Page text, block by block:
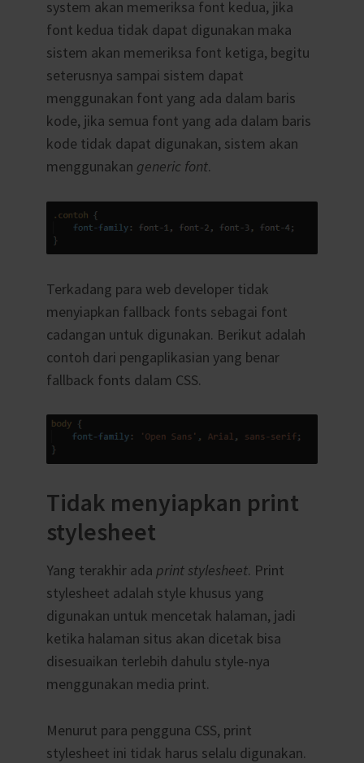
system akan memeriksa font kedua, jika
font kedua tidak dapat digunakan maka
sistem akan memeriksa font ketiga, begitu
seterusnya sampai sistem dapat
menggunakan font yang ada dalam baris
kode, jika semua font yang ada dalam baris
kode tidak dapat digunakan, sistem akan
menggunakan generic font.
Terkadang para web developer tidak
menyiapkan fallback fonts sebagai font
cadangan untuk digunakan. Berikut adalah
contoh dari pengaplikasian yang benar
fallback fonts dalam CSS.
Tidak menyiapkan print
stylesheet
Yang terakhir ada print stylesheet. Print
stylesheet adalah style khusus yang
digunakan untuk mencetak halaman, jadi
ketika halaman situs akan dicetak bisa
disesuaikan terlebih dahulu style-nya
menggunakan media print.
Menurut para pengguna CSS, print
stylesheet ini tidak harus selalu digunakan.